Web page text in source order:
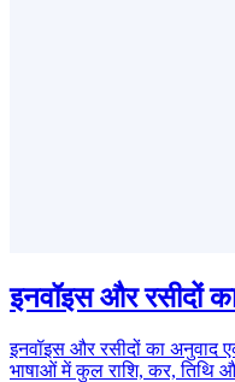
इनवॉइस और रसीदों
इनवॉइस और रसीदों का अनुवाद
भाषाओं में कुल राशि, कर, तिथि